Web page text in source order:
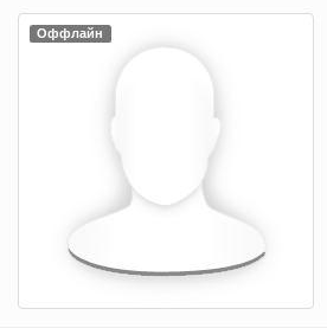
Оффлайн